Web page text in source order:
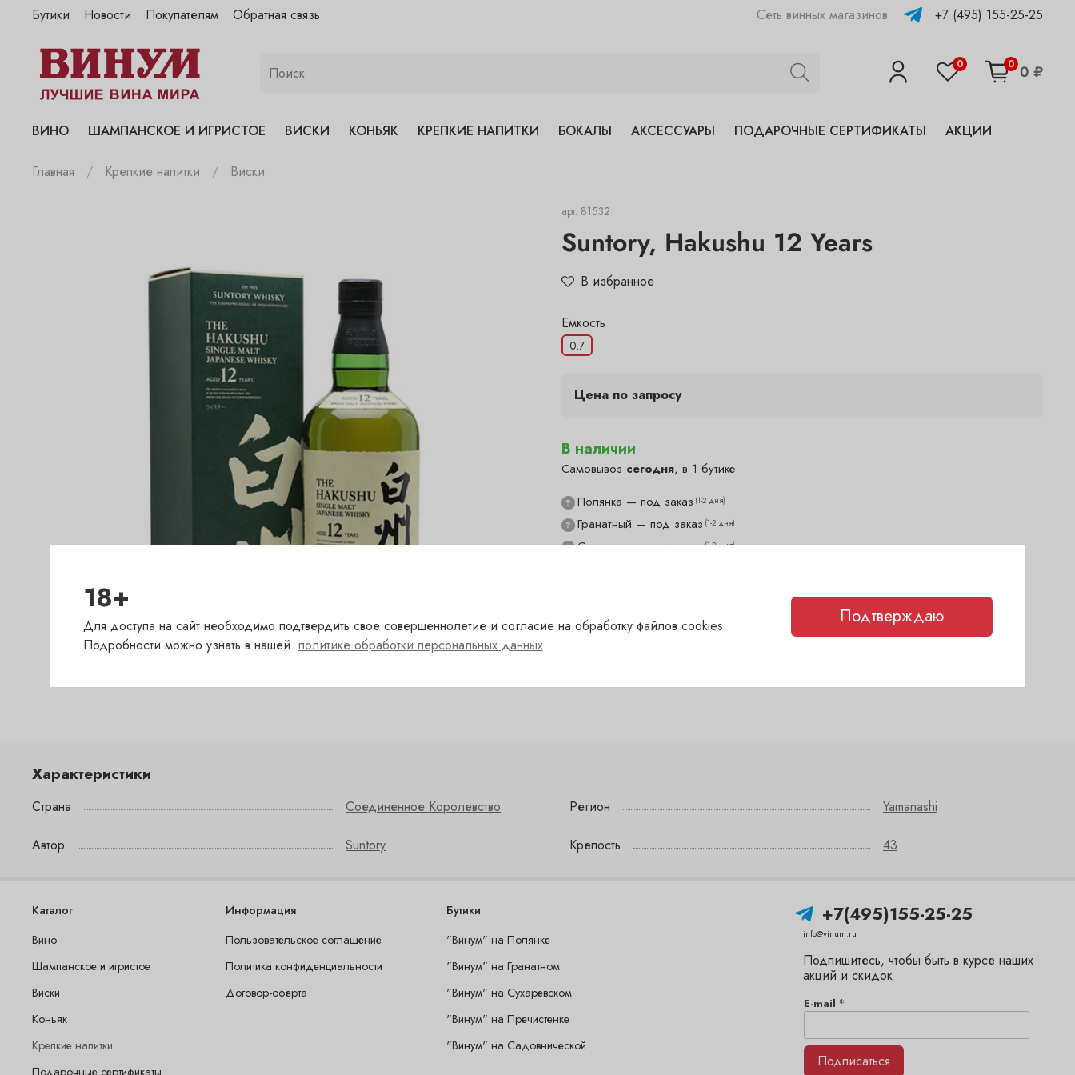
Бутики
"Винум" на Полянке
"Винум" на Гранатном
"Винум" на Сухаревском
"Винум" на Садовнической
Новости Покупателям Обратная связь Сеть винных магазинов +7 (495) 155-25-25
0 0 0 ₽
ВИНО ШАМПАНСКОЕ И ИГРИСТОЕ ВИСКИ КОНЬЯК КРЕПКИЕ НАПИТКИ БОКАЛЫ АКСЕССУАРЫ ПОДАРОЧНЫЕ СЕРТИФИКАТЫ АКЦИИ
Главная Крепкие напитки Виски
арт. 81532
Suntory, Hakushu 12 Years
В избранное
Емкость
0.7
Цена по запросу
В наличии
Самовывоз сегодня, в 1 бутике
? Гранатный — под заказ (1-2 дня)
? Полянка — под заказ (1-2 дня)
? Сухаревка — под заказ(1-2 дня)
Характеристики
Страна Соединенное Королевство Регион Yamanashi
Автор Suntory Крепость 43
Каталог
Вино
Шампанское и игристое
Виски
Коньяк
Крепкие напитки
Подарочные сертификаты
Информация
Пользовательское соглашение
Политика конфиденциальности
Договор-оферта
Бутики
"Винум" на Полянке
"Винум" на Гранатном
"Винум" на Сухаревском
"Винум" на Пречистенке
"Винум" на Садовнической
+7(495)155-25-25
info@vinum.ru
Подпишитесь, чтобы быть в курсе наших
акций и скидок
E-mail *
Подписаться
18+
Для доступа на сайт необходимо подтвердить свое совершеннолетие и согласие на обработку файлов cookies.
Подробности можно узнать в нашей политике обработки персональных данных
Подтверждаю